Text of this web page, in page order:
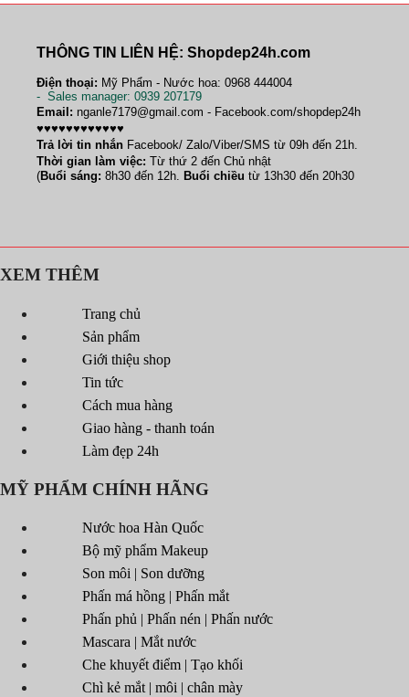
THÔNG TIN LIÊN HỆ: Shopdep24h.com
Điện thoại: Mỹ Phẩm - Nước hoa: 0968 444004
- Sales manager: 0939 207179
Email: nganle7179@gmail.com - Facebook.com/shopdep24h
♥♥♥♥♥♥♥♥♥♥♥♥
Trả lời tin nhắn Facebook/ Zalo/Viber/SMS từ 09h đến 21h.
Thời gian làm việc: Từ thứ 2 đến Chủ nhật
(Buổi sáng: 8h30 đến 12h. Buổi chiều từ 13h30 đến 20h30
XEM THÊM
Trang chủ
Sản phẩm
Giới thiệu shop
Tin tức
Cách mua hàng
Giao hàng - thanh toán
Làm đẹp 24h
MỸ PHẨM CHÍNH HÃNG
Nước hoa Hàn Quốc
Bộ mỹ phẩm Makeup
Son môi | Son dưỡng
Phấn má hồng | Phấn mắt
Phấn phủ | Phấn nén | Phấn nước
Mascara | Mắt nước
Che khuyết điểm | Tạo khối
Chì kẻ mắt | môi | chân mày